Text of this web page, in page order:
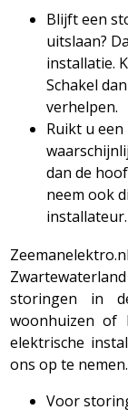
Blijft een
uitslaan?
installatie.
Schakel
verhelpen.
Ruikt u
dan de
neem ook
installateur.
storingen in
woonhuizen of
elektrische
ons op te nemen.
Voor